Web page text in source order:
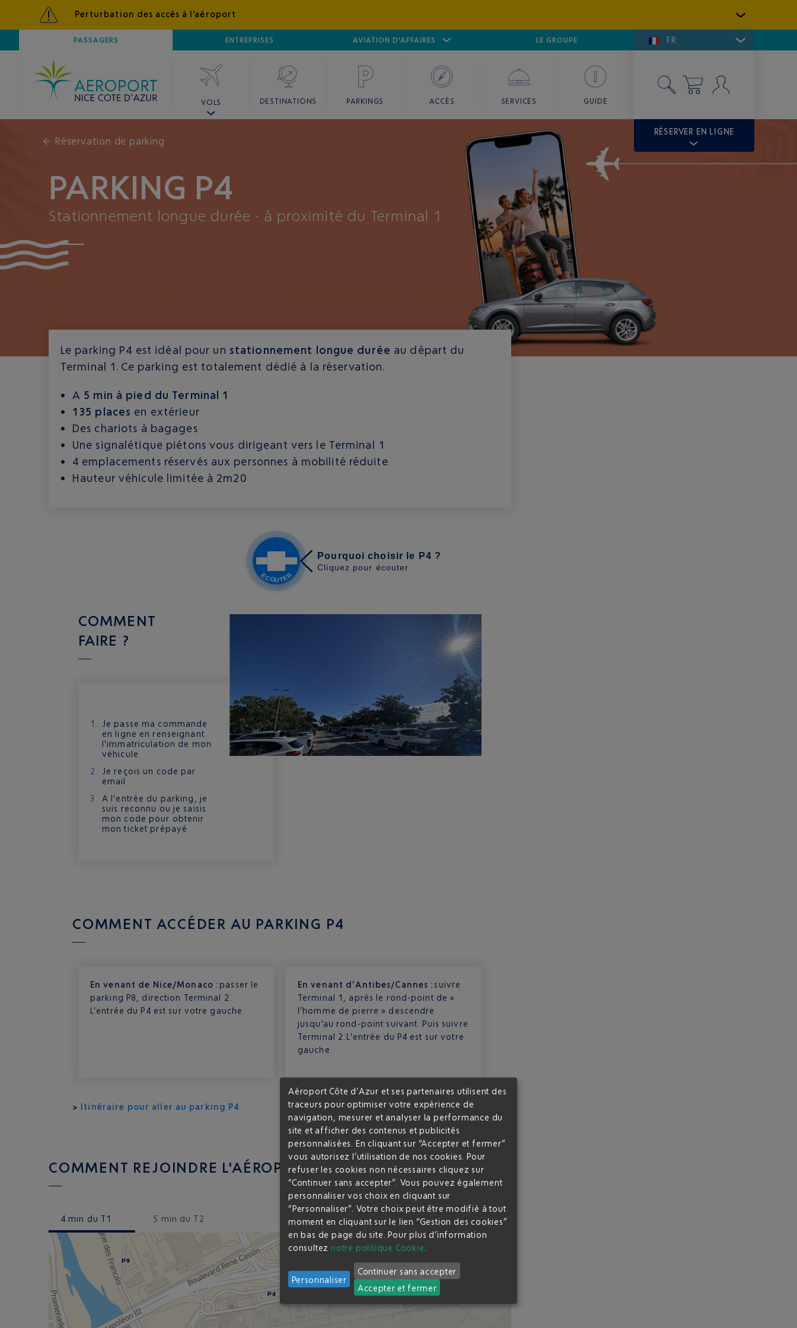
Perturbation des accès à l'aéroport
PASSAGERS ENTREPRISES AVIATION D'AFFAIRES
AÉROPORTNICE CÔTE D'AZUR AÉROPORT CANNES MANDELIEU GOLFE DE SAINT-TROPEZ
LE GROUPE FR
VOLS DESTINATIONS PARKINGS ACCÈS SERVICES GUIDE
RÉSERVER EN LIGNE
← Réservation de parking
PARKING P4
Stationnement longue durée - à proximité du Terminal 1
Le parking P4 est idéal pour un stationnement longue durée au départ du
Terminal 1. Ce parking est totalement dédié à la réservation.
A 5 min à pied du Terminal 1
135 places en extérieur
Des chariots à bagages
Une signalétique piétons vous dirigeant vers le Terminal 1
4 emplacements réservés aux personnes à mobilité réduite
Hauteur véhicule limitée à 2m20
COMMENT
FAIRE ?
Je passe ma commande
en ligne en renseignant
l'immatriculation de mon
véhicule
Je reçois un code par
email
A l'entrée du parking, je
suis reconnu ou je saisis
mon code pour obtenir
mon ticket prépayé
COMMENT ACCÉDER AU PARKING P4
En venant de Nice/Monaco : passer le
parking P8, direction Terminal 2.
L'entrée du P4 est sur votre gauche.
En venant d’Antibes/Cannes : suivre
Terminal 1, après le rond-point de «
l’homme de pierre » descendre
jusqu'au rond-point suivant. Puis suivre
Terminal 2. L'entrée du P4 est sur votre
gauche.
> Itinéraire pour aller au parking P4
COMMENT REJOINDRE L'AÉROPORT DEPUIS LE P4 ?
4 min du T1 5 min du T2
TERMINAL 1
P4
P8
P9
DM
P4
P8
P9
DM
Aéroport Côte d’Azur et ses partenaires utilisent des
traceurs pour optimiser votre expérience de
navigation, mesurer et analyser la performance du
site et afficher des contenus et publicités
personnalisées. En cliquant sur “Accepter et fermer”
vous autorisez l’utilisation de nos cookies. Pour
refuser les cookies non nécessaires cliquez sur
“Continuer sans accepter”. Vous pouvez également
personnaliser vos choix en cliquant sur
“Personnaliser”. Votre choix peut être modifié à tout
moment en cliquant sur le lien “Gestion des cookies”
en bas de page du site.Pour plus d’information
consultez notre politique Cookie
Personnaliser
Continuer sans accepter
Accepter et fermer